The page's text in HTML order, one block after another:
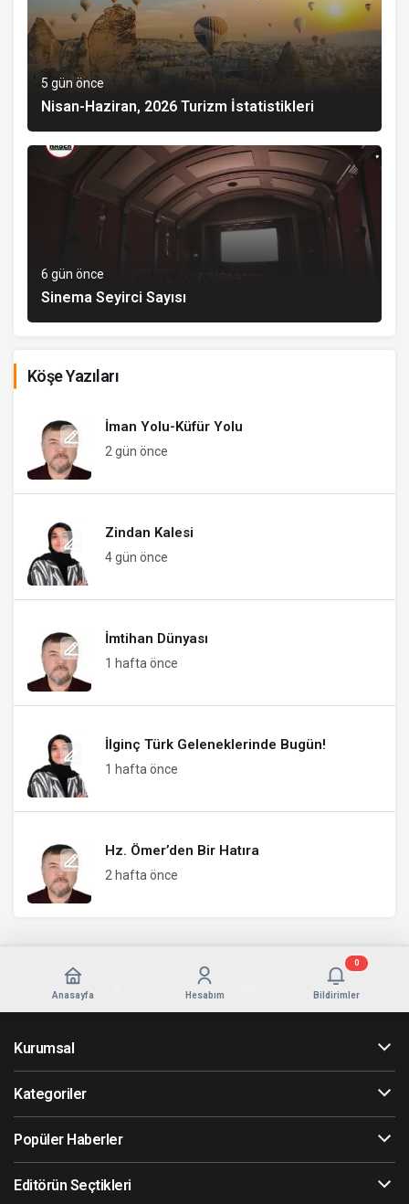
5 gün önce
Nisan-Haziran, 2026 Turizm İstatistikleri
6 gün önce
Sinema Seyirci Sayısı
Köşe Yazıları
İman Yolu-Küfür Yolu
2 gün önce
Zindan Kalesi
4 gün önce
İmtihan Dünyası
1 hafta önce
İlginç Türk Geleneklerinde Bugün!
1 hafta önce
Hz. Ömer’den Bir Hatıra
2 hafta önce
Anasayfa Hesabım Bildirimler
0
Kurumsal
Kategoriler
Popüler Haberler
Editörün Seçtikleri